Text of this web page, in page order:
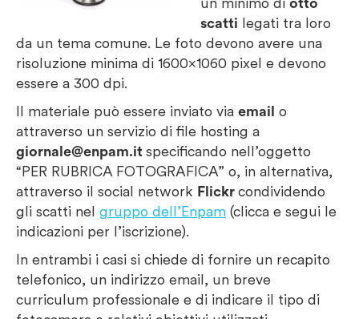
scatti legati tra loro
da un tema comune. Le foto devono avere una
risoluzione minima di 1600×1060 pixel e devono
essere a 300 dpi.
Il materiale può essere inviato via email o
attraverso un servizio di file hosting a
giornale@enpam.it specificando nell’oggetto
“PER RUBRICA FOTOGRAFICA” o, in alternativa,
attraverso il social network Flickrcondividendo
gli scatti nel gruppo dell’Enpam (clicca e segui le
indicazioni per l’iscrizione).
In entrambi i casi si chiede di fornire un recapito
telefonico, un indirizzo email, un breve
curriculum professionale e di indicare il tipo di